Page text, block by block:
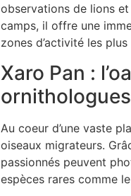
observations de lions
camps, il offre une
zones d’activité les
Xaro Pan :
ornithologues
Au coeur d’une vaste
oiseaux migrateurs.
passionnés peuvent
espèces rares comme